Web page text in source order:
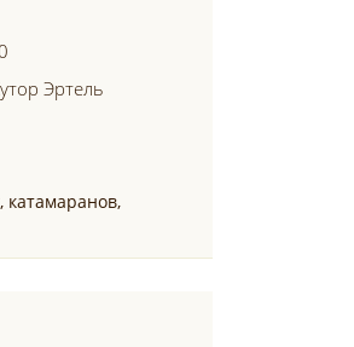
Эртель
катамаранов,